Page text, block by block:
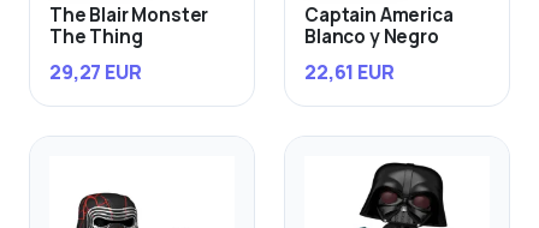
The Blair Monster
The Thing
29,27 EUR
Captain America
Blanco y Negro
22,61 EUR